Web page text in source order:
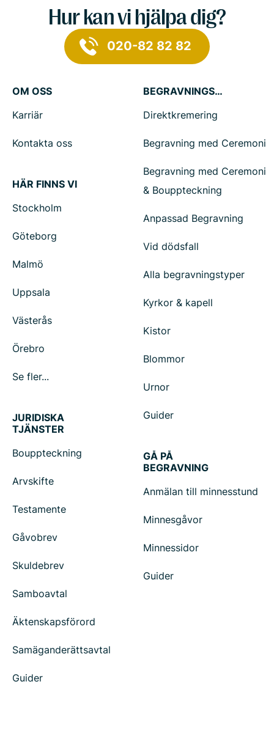
Hur kan vi hjälpa dig?
020-82 82 82
OM OSS
Karriär
Kontakta oss
HÄR FINNS VI
Stockholm
Göteborg
Malmö
Uppsala
Västerås
Örebro
Se fler...
BEGRAVNINGSTJÄNSTER
Direktkremering
Begravning med Ceremoni
Begravning med Ceremoni
& Bouppteckning
Anpassad Begravning
Vid dödsfall
Alla begravningstyper
Kyrkor & kapell
Kistor
Blommor
Urnor
Guider
JURIDISKA
TJÄNSTER
Bouppteckning
Arvskifte
Testamente
Gåvobrev
Skuldebrev
Samboavtal
Äktenskapsförord
Samäganderättsavtal
Guider
GÅ PÅ
BEGRAVNING
Anmälan till minnesstund
Minnesgåvor
Minnessidor
Guider